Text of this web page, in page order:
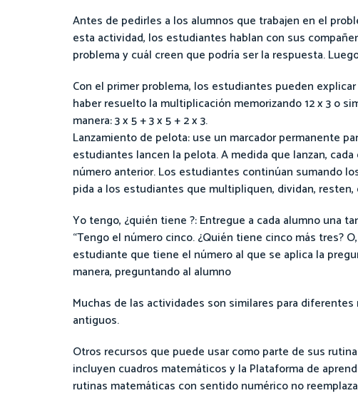
Antes de pedirles a los alumnos que trabajen en el
esta actividad, los estudiantes hablan con sus
problema y cuál creen que podría ser la respuesta.
Con el primer problema, los estudiantes pueden
haber resuelto la multiplicación memorizando 12 x 3 o
manera: 3 x 5 + 3 x 5 + 2 x 3.
Lanzamiento de pelota: use un marcador permanente
estudiantes lancen la pelota. A medida que lanzan,
número anterior. Los estudiantes continúan sumando
pida a los estudiantes que multipliquen, dividan, resten,
Yo tengo, ¿quién tiene ?: Entregue a cada alumno una
“Tengo el número cinco. ¿Quién tiene cinco más tres?
estudiante que tiene el número al que se aplica la
manera, preguntando al alumno
Muchas de las actividades son similares para
antiguos.
Otros recursos que puede usar como parte de sus
incluyen cuadros matemáticos y la Plataforma de
rutinas matemáticas con sentido numérico no